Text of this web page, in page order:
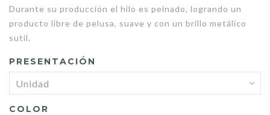
desde
S/7.50
Durante su producción el hilo es peinado, logrando un
producto libre de pelusa, suave y con un brillo metálico
sutil.
PRESENTACIÓN
COLOR